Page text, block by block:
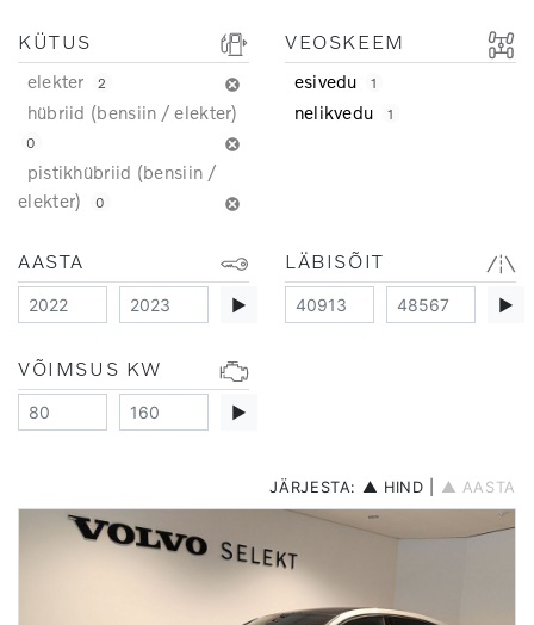
KÜTUS
elekter 2
hübriid (bensiin / elekter)
0
pistikhübriid (bensiin /
elekter)
0
VEOSKEEM
esivedu 1
nelikvedu 1
AASTA
▶
LÄBISÕIT
▶
VÕIMSUS KW
▶
JÄRJESTA: ▲ HIND ▲ AASTA